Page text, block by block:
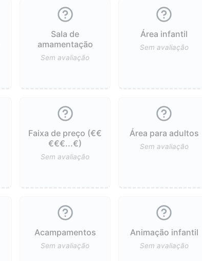
Sala de
amamentação
Sem avaliação
Área infantil
Sem avaliação
Faixa de preço (€€
€€€...€)
Sem avaliação
Área para adultos
Sem avaliação
Acampamentos
Sem avaliação
Animação infantil
Sem avaliação